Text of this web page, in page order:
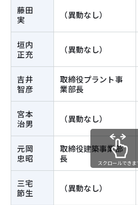
藤田
実
（異動なし）
垣内
正充
（異動なし）
吉井
智彦
取締役プラント事
業部長
宮本
治男
（異動なし）
元岡
忠昭
取締役建築事業部
長
三宅
節生
（異動なし）
スクロールできま